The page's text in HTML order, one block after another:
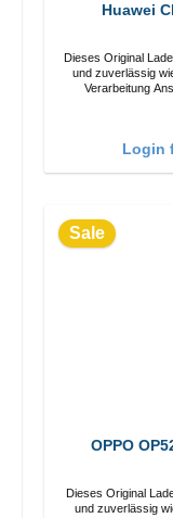
Huawei
Dieses Original
und zuverlässig wieder
Login
Sale
OPPO
Dieses Original
und zuverlässig